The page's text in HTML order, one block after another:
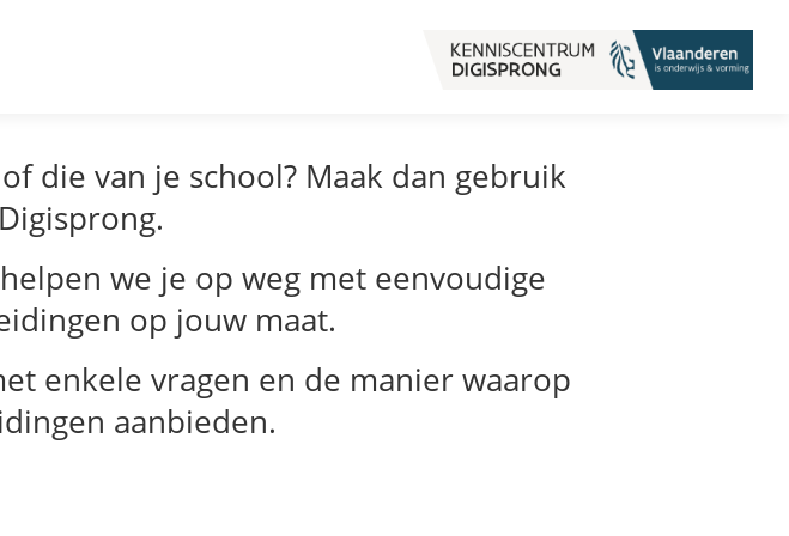
die van je school? Maak dan gebruik
we je op weg met eenvoudige
op jouw maat.
enkele vragen en de manier waarop
aanbieden.